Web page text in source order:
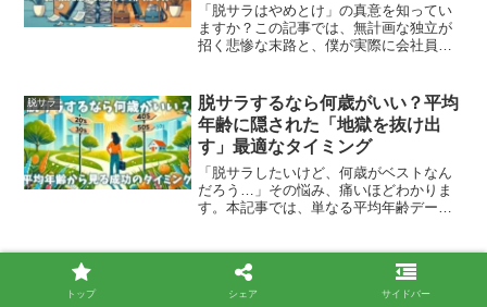
「脱サラはやめとけ」の真意を知ってい
ますか？この記事では、無計画な独立が
招く悲惨な末路と、僕が実際に会社員の
全公開。あなたの脱サラを「博打」から
「必然」に変えます。
脱サラ
脱サラするなら何歳がいい？平均
年齢に隠された「地獄を抜け出
す」最適なタイミング
「脱サラしたいけど、何歳がベストなん
だろう…」その悩み、痛いほどわかりま
す。本記事では、単なる平均年齢データ
しないための準備を、実際に30歳で脱サ
ラした筆者が魂を込めて解説。あなたの
人生を変える「覚悟のタイミング」が、
脱サラの不安とリスクに打ち勝つ
には？「怖いけど、辞めたい」地
トップ シェア サイドバー